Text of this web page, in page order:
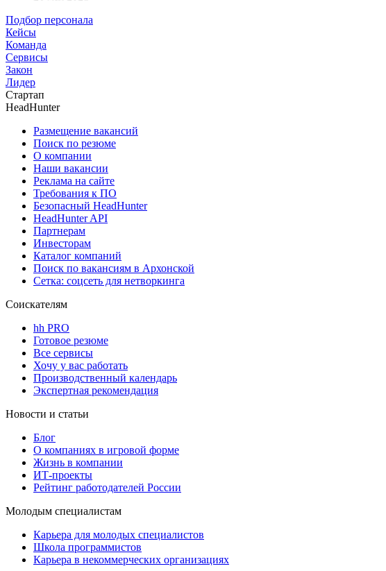
Подбор персонала
Кейсы
Команда
Сервисы
Закон
Лидер
Стартап
HeadHunter
Размещение вакансий
Поиск по резюме
О компании
Наши вакансии
Реклама на сайте
Требования к ПО
Безопасный HeadHunter
HeadHunter API
Партнерам
Инвесторам
Каталог компаний
Поиск по вакансиям в Архонской
Сетка: соцсеть для нетворкинга
Соискателям
hh PRO
Готовое резюме
Все сервисы
Хочу у вас работать
Производственный календарь
Экспертная рекомендация
Новости и статьи
Блог
О компаниях в игровой форме
Жизнь в компании
ИТ-проекты
Рейтинг работодателей России
Молодым специалистам
Карьера для молодых специалистов
Школа программистов
Карьера в некоммерческих организациях